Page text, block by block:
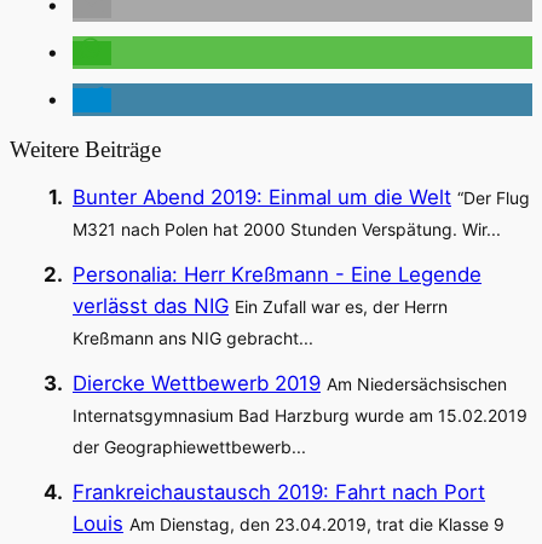
Weitere Beiträge
Bunter Abend 2019: Einmal um die Welt “Der Flug
M321 nach Polen hat 2000 Stunden Verspätung. Wir...
Personalia: Herr Kreßmann - Eine Legende
verlässt das NIG Ein Zufall war es, der Herrn
Kreßmann ans NIG gebracht...
Diercke Wettbewerb 2019 Am Niedersächsischen
Internatsgymnasium Bad Harzburg wurde am 15.02.2019
der Geographiewettbewerb...
Frankreichaustausch 2019: Fahrt nach Port
Louis Am Dienstag, den 23.04.2019, trat die Klasse 9